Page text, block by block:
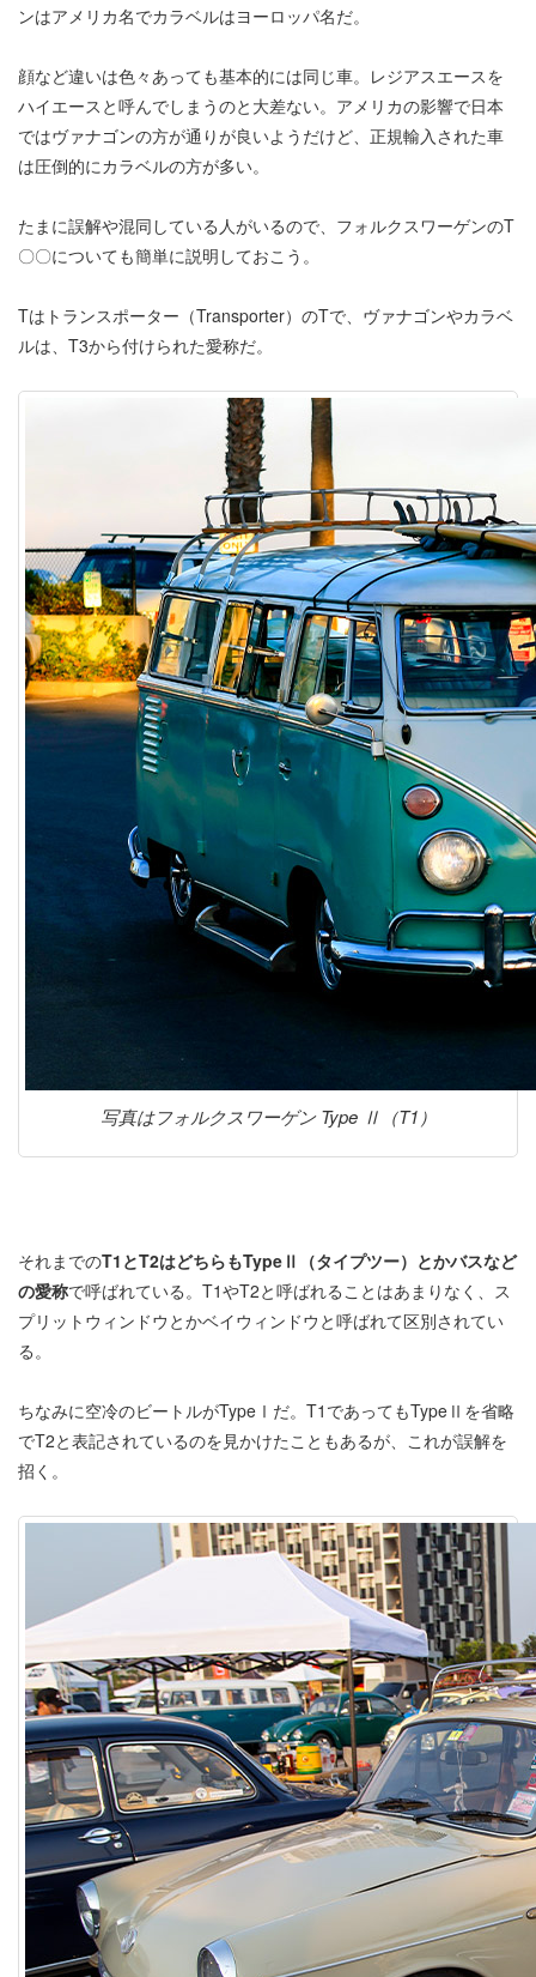
ンはアメリカ名でカラベルはヨーロッパ名だ。
顔など違いは色々あっても基本的には同じ車。レジアスエースを
ハイエースと呼んでしまうのと大差ない。アメリカの影響で日本
ではヴァナゴンの方が通りが良いようだけど、正規輸入された車
は圧倒的にカラベルの方が多い。
たまに誤解や混同している人がいるので、フォルクスワーゲンのT
〇〇についても簡単に説明しておこう。
Tはトランスポーター（Transporter）のTで、ヴァナゴンやカラベ
ルは、T3から付けられた愛称だ。
写真はフォルクスワーゲン Type Ⅱ（T1）
それまでのT1とT2はどちらもTypeⅡ（タイプツー）とかバスなど
の愛称で呼ばれている。T1やT2と呼ばれることはあまりなく、ス
プリットウィンドウとかベイウィンドウと呼ばれて区別されてい
る。
ちなみに空冷のビートルがTypeⅠだ。T1であってもTypeⅡを省略
でT2と表記されているのを見かけたこともあるが、これが誤解を
招く。